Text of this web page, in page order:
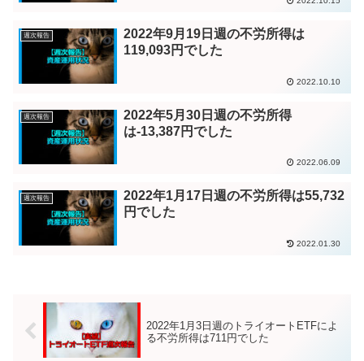
週次報告
2022年9月19日週の不労所得は
119,093円でした
2022.10.10
週次報告
2022年5月30日週の不労所得
は-13,387円でした
2022.06.09
週次報告
2022年1月17日週の不労所得は55,732
円でした
2022.01.30
2022年1月3日週のトライオートETFによ
る不労所得は711円でした